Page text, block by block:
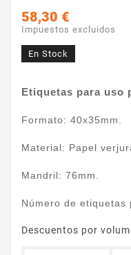
58,30 €
Impuestos excluidos
En Stock
Etiquetas para uso
Formato: 40x35mm.
Material: Papel
Mandril: 76mm.
Número de etiquetas
Descuentos por